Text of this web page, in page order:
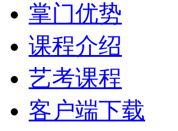
掌门优势
课程介绍
艺考课程
客户端下载